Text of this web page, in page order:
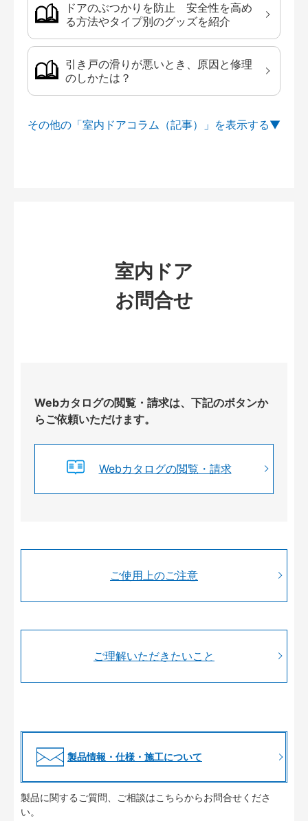
ドアのぶつかりを防止 安全性を高め
る方法やタイプ別のグッズを紹介
引き戸の滑りが悪いとき、原因と修理
のしかたは？
その他の「室内ドアコラム（記事）」を
室内ドア
お問合せ
Webカタログの閲覧・請求は、下記のボタンか
らご依頼いただけます。
Webカタログの閲覧・請求
ご使用上のご注意
ご理解いただきたいこと
製品情報・仕様・施工について
製品に関するご質問、ご相談はこちらからお問合せくださ
い。